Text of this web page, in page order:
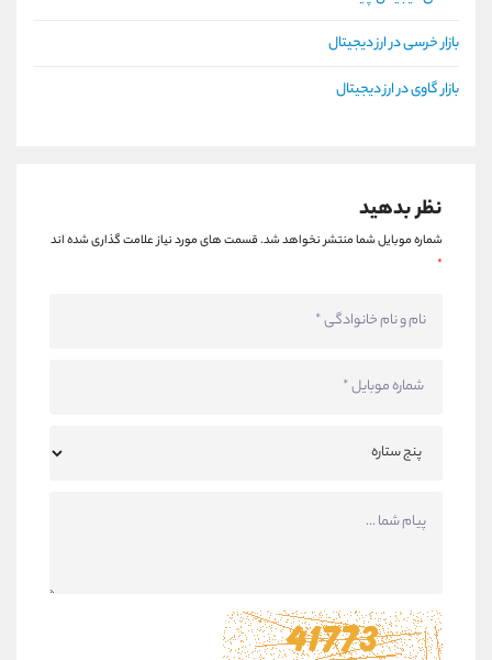
بازار خرسی در ارز دیجیتال
بازار گاوی در ارز دیجیتال
نظر بدهید
شماره موبایل شما منتشر نخواهد شد.قسمت های مورد نیاز علامت گذاری شده اند
*